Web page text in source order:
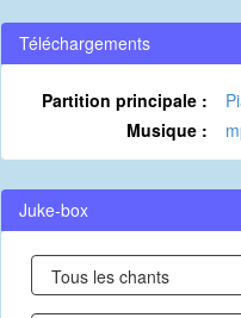
Téléchargements
Partition principale :
Musique :
Juke-box